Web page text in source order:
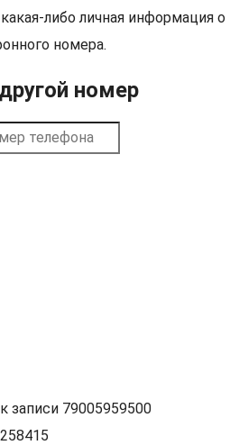
либо личная информация о
номера.
номер
к записи 79005959500